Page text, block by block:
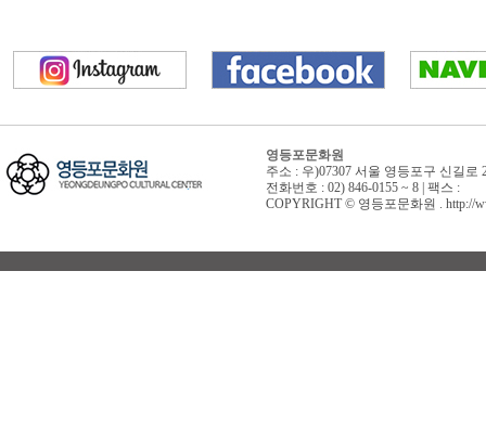
영등포문화원
주소 : 우)07307 서울 영등포구 신길
전화번호 : 02) 846-0155 ~ 8 | 팩스 :
COPYRIGHT © 영등포문화원 . http://